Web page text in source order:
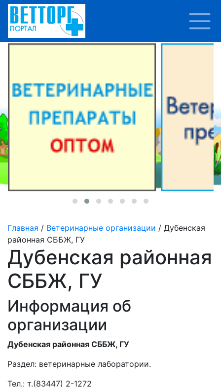
Главная / Ветеринарные организации / Дубенская
районная СББЖ, ГУ
Дубенская районная
СББЖ, ГУ
Информация об
организации
Дубенская районная СББЖ, ГУ
Раздел: ветеринарные лаборатории.
Тел.: т.(83447) 2-1272